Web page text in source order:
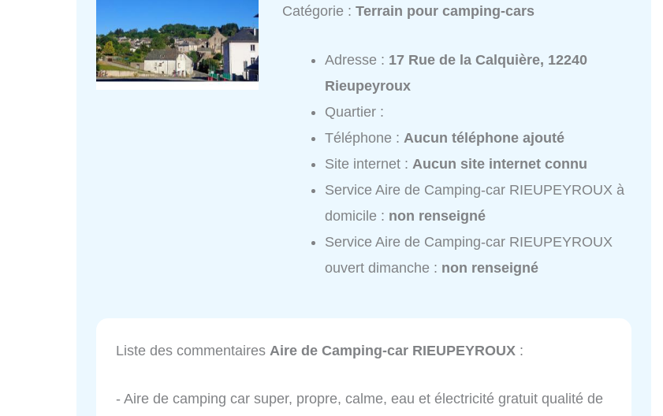
Catégorie :Terrain pour camping-cars
Adresse : 17 Rue de la Calquière, 12240
Rieupeyroux
Quartier :
Téléphone : Aucun téléphone ajouté
Site internet : Aucun site internet connu
Service Aire de Camping-car RIEUPEYROUX à
domicile : non renseigné
Service Aire de Camping-car RIEUPEYROUX
ouvert dimanche : non renseigné
Liste des commentaires Aire de Camping-car RIEUPEYROUX :
- Aire de camping car super, propre, calme, eau et électricité gratuit qualité de